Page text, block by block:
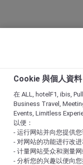
Cookie 與個人資料
在 ALL, hotelF1, ibis,
Business Travel,
Events, Limitless
以便：
- 运行网站并向您提供
- 对网站的功能进行改
- 计量网站受众和测量
- 分析您的兴趣以便向